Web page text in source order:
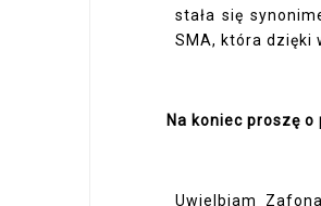
stała się
SMA, która dzięki
Na koniec proszę
Uwielbiam